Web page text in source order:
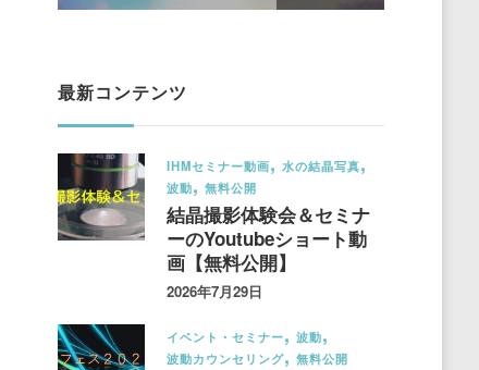
最新コンテンツ
IHMセミナー動画
水の結晶写真
波動
無料公開
結晶撮影体験会＆セミナ
ーのYoutubeショート動
画【無料公開】
2026年7月29日
イベント・セミナー
波動
波動カウンセリング
無料公開